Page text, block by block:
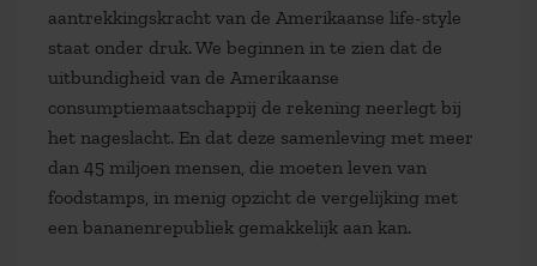
aantrekkingskracht van de Amerikaanse life-style
staat onder druk. We beginnen in te zien dat de
uitbundigheid van de Amerikaanse
consumptiemaatschappij de rekening neerlegt bij
het nageslacht. En dat deze samenleving met meer
dan 45 miljoen mensen, die moeten leven van
foodstamps, in menig opzicht de vergelijking met
een bananenrepubliek gemakkelijk aan kan.